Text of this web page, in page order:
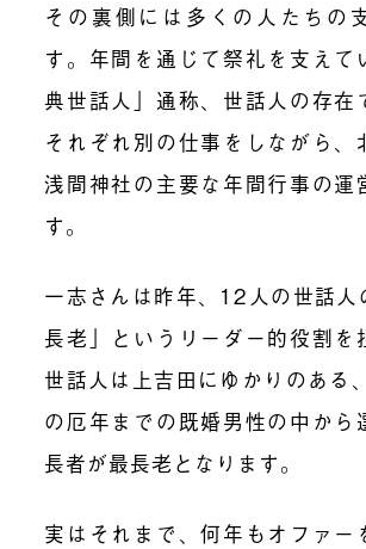
その裏側には多くの人たちの
す。年間を通じて祭礼を支えて
典世話人」通称、世話人の存在
それぞれ別の仕事をしながら、
浅間神社の主要な年間行事の運
す。
一志さんは昨年、12人の世話人
長老」というリーダー的役割を
世話人は上吉田にゆかりのある
の厄年までの既婚男性の中から
長者が最長老となります。
実はそれまで、何年もオファー